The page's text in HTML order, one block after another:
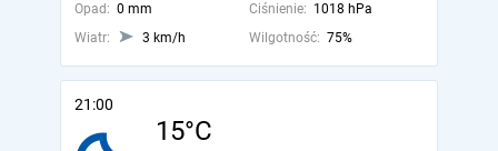
Opad: 0 mm Ciśnienie: 1018 hPa
Wiatr:
3 km/h Wilgotność: 75%
21:00
15°C